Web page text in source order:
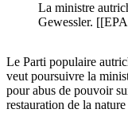
La ministre
Gewessler.
Le Parti populaire
veut poursuivre la
pour abus de pouvoir
restauration de la